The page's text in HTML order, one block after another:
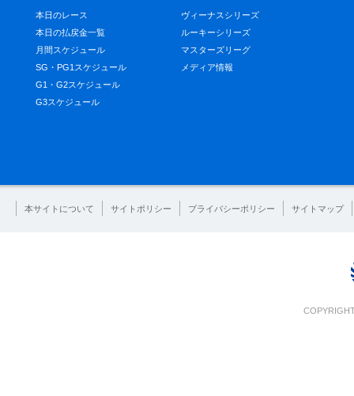
本日のレース
本日の払戻金一覧
月間スケジュール
SG・PG1スケジュール
G1・G2スケジュール
G3スケジュール
ヴィーナスシリーズ
ルーキーシリーズ
マスターズリーグ
メディア情報
本サイトについて サイトポリシー プライバシーポリシー サイトマップ